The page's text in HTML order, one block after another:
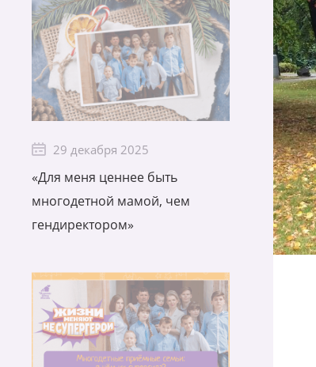
29 декабря 2025
«Для меня ценнее быть
многодетной мамой, чем
гендиректором»